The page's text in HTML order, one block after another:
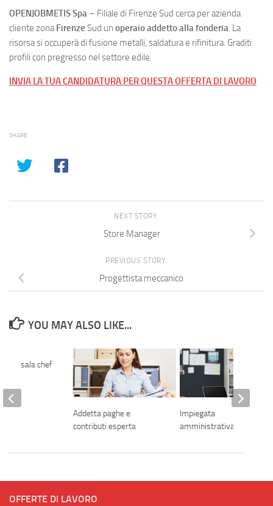
OPENJOBMETIS Spa – Filiale di Firenze Sud cerca per azienda
cliente zonaFirenze Sud un operaio addetto alla fonderia. La
risorsa si occuperà di fusione metalli, saldatura e rifinitura. Graditi
profili con pregresso nel settore edile.
INVIA LA TUA CANDIDATURA PER QUESTA OFFERTA DI LAVORO
SHARE
NEXT STORY
Store Manager
PREVIOUS STORY
Progettista meccanico
YOU MAY ALSO LIKE...
Addetta paghe e
contributi esperta
Impiegata
amministrativa contabile
a di sala chef
OFFERTE DI LAVORO